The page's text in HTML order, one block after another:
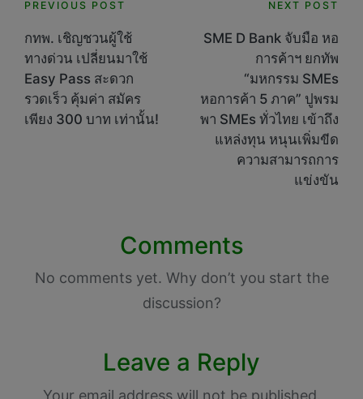
Post
navigation
PREVIOUS POST
กทพ. เชิญชวนผู้ใช้
ทางด่วน เปลี่ยนมาใช้
Easy Pass สะดวก
รวดเร็ว คุ้มค่า สมัคร
เพียง 300 บาท เท่านั้น!
NEXT POST
SME D Bank จับมือ หอ
การค้าฯ ยกทัพ
“มหกรรม SMEs
หอการค้า 5 ภาค” ปูพรม
พา SMEs ทั่วไทย เข้าถึง
แหล่งทุน หนุนเพิ่มขีด
ความสามารถการ
แข่งขัน
Comments
No comments yet. Why don’t you start the
discussion?
Leave a Reply
Your email address will not be published.